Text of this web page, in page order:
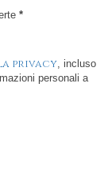
*
privacy , incluso
personali a